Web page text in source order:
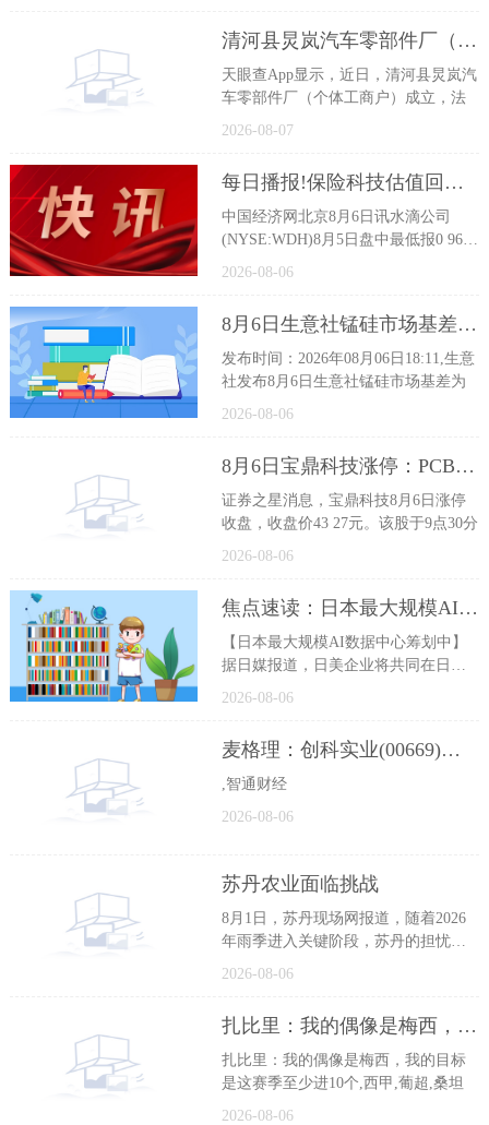
清河县炅岚汽车零部件厂（个体工商户）成立 注册资本5万人民币|聚焦
天眼查App显示，近日，清河县炅岚汽
车零部件厂（个体工商户）成立，法
2026-08-07
每日播报!保险科技估值回归"中介"本质
中国经济网北京8月6日讯水滴公司
(NYSE:WDH)8月5日盘中最低报0 96美
元，
2026-08-06
8月6日生意社锰硅市场基差为-118元/吨|焦点热闻
发布时间：2026年08月06日18:11,生意
社发布8月6日生意社锰硅市场基差为
2026-08-06
8月6日宝鼎科技涨停：PCB板，黄金，铜箔/覆铜板概念热股
证券之星消息，宝鼎科技8月6日涨停
收盘，收盘价43 27元。该股于9点30分
2026-08-06
焦点速读：日本最大规模AI数据中心筹划中
【日本最大规模AI数据中心筹划中】
据日媒报道，日美企业将共同在日本
秋
2026-08-06
麦格理：创科实业(00669)上半年业绩胜预期 升目标价至157港元
,智通财经
2026-08-06
苏丹农业面临挑战
8月1日，苏丹现场网报道，随着2026
年雨季进入关键阶段，苏丹的担忧日
益
2026-08-06
扎比里：我的偶像是梅西，我的目标是这赛季至少进10个
扎比里：我的偶像是梅西，我的目标
是这赛季至少进10个,西甲,葡超,桑坦
2026-08-06